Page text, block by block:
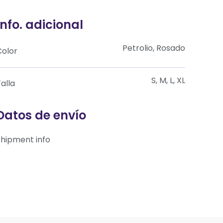
adicional
Petrolio, Rosado
S, M, L, XL
de envío
info